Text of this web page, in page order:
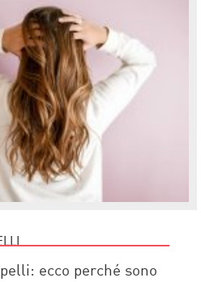
ecco perché sono